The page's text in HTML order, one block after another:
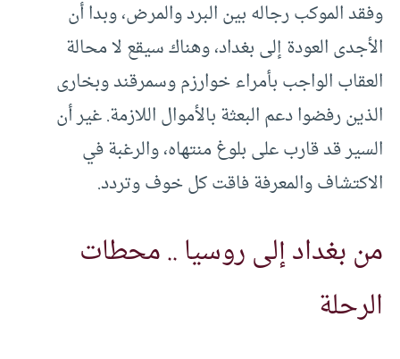
وفقد الموكب رجاله بين البرد والمرض، وبدا أن
الأجدى العودة إلى بغداد، وهناك سيقع لا محالة
العقاب الواجب بأمراء خوارزم وسمرقند وبخارى
الذين رفضوا دعم البعثة بالأموال اللازمة. غير أن
السير قد قارب على بلوغ منتهاه، والرغبة في
الاكتشاف والمعرفة فاقت كل خوف وتردد.
من بغداد إلى روسيا .. محطات
الرحلة